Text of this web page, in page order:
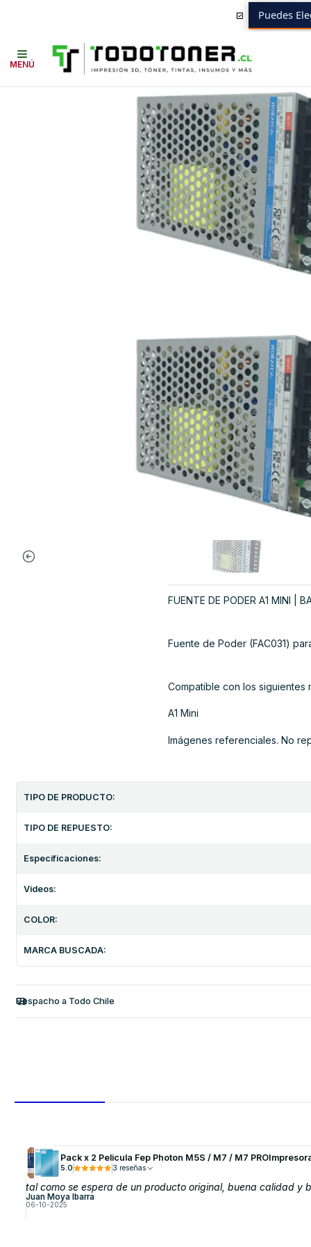
MENÚ
Puedes
Fuente de Poder A1
FUENTE DE PODER A1 MINI |
Fuente de Poder (FAC031)
Compatible con los siguientes
A1 Mini
Imágenes referenciales. No
TIPO DE PRODUCTO:
TIPO DE REPUESTO:
Especificaciones:
Videos:
COLOR:
MARCA BUSCADA:
Despacho a Todo Chile
Pack x 2 Pelicula Fep Photon M5S / M7 / M7
5.0 3 reseñas
tal como se espera de un producto original, buena calidad y
Juan Moya Ibarra
06-10-2025